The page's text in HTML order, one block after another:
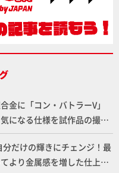
金に「コン・バトラーV」
になる仕様を試作品の撮り
大鉄人17」＆「ワンエイ
【超合金の魂】
分だけの輝きにチェンジ！最
より金属感を増した仕上が